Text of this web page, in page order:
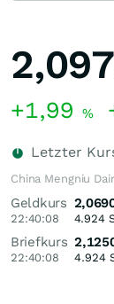
+1,99 %
Letzter
China Mengniu
Geldkurs
22:40:08 4.924
Briefkurs
22:40:08 4.924